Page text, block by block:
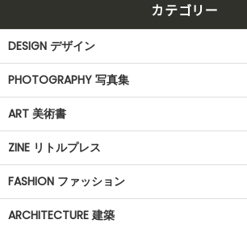
カテゴリー
DESIGN デザイン
PHOTOGRAPHY 写真集
ART 美術書
ZINE リトルプレス
FASHION ファッション
ARCHITECTURE 建築